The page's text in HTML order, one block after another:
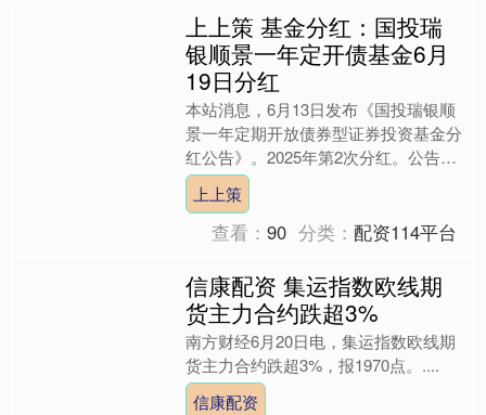
上上策 基金分红：国投瑞
银顺景一年定开债基金6月
19日分红
本站消息，6月13日发布《国投瑞银顺
景一年定期开放债券型证券投资基金分
红公告》。2025年第2次分红。公告显
示上上策，本次分红的收益分配基准日
为6月6日，详细分....
上上策
查看：90 分类：配资114平台
信康配资 集运指数欧线期
货主力合约跌超3%
南方财经6月20日电，集运指数欧线期
货主力合约跌超3%，报1970点。....
信康配资